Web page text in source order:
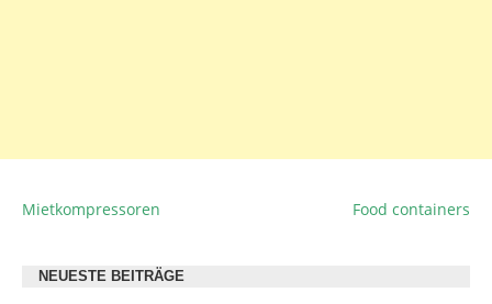
BEITRAGSNAVIGATION
Mietkompressoren Food containers
NEUESTE BEITRÄGE